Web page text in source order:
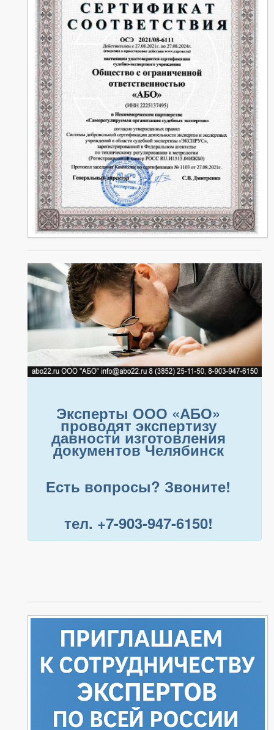
Эксперты ООО «АБО»
проводят экспертизу
давности изготовления
документов Челябинск
Есть вопросы? Звоните!
тел. +7-903-947-6150!